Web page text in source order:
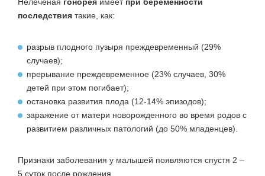
последствия такие, как:
разрыв плодного пузыря преждевременный (29%
случаев);
прерывание преждевременное (23% случаев, 30%
детей при этом погибает);
остановка развития плода (12-14% эпизодов);
заражение от матери новорожденного во время родов с
развитием различных патологий (до 50% младенцев).
Признаки заболевания у малышей появляются спустя 2 –
5 суток после рождения.